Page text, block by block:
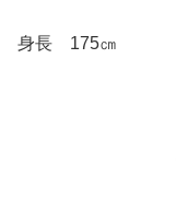
身長 175㎝